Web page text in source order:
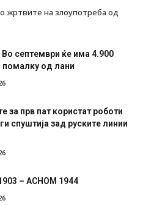
жртвите на злоупотреба од
Во септември ќе има 4.900
помалку од лани
за прв пат користат роботи
спуштија зад руските линии
– АСНОМ 1944